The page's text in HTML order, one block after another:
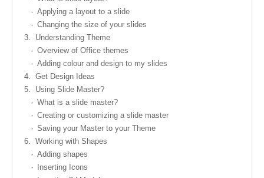
Applying a layout to a slide
Changing the size of your slides
3.
Understanding Theme
Overview of Office themes
Adding colour and design to my slides
4. Get Design Ideas
5.
Using Slide Master?
What is a slide master?
Creating or customizing a slide master
Saving your Master to your Theme
6. Working with Shapes
Adding shapes
Inserting Icons